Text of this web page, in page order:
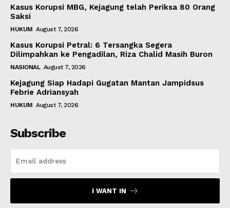
Kasus Korupsi MBG, Kejagung telah Periksa 80 Orang
Saksi
HUKUM August 7, 2026
Kasus Korupsi Petral: 6 Tersangka Segera
Dilimpahkan ke Pengadilan, Riza Chalid Masih Buron
NASIONAL August 7, 2026
Kejagung Siap Hadapi Gugatan Mantan Jampidsus
Febrie Adriansyah
HUKUM August 7, 2026
Subscribe
I WANT IN